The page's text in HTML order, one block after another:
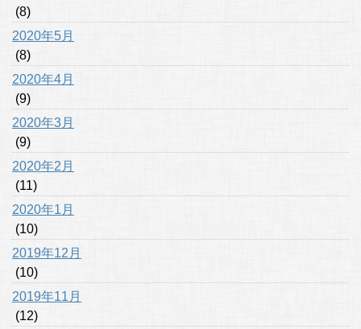
(8)
2020年5月
(8)
2020年4月
(9)
2020年3月
(9)
2020年2月
(11)
2020年1月
(10)
2019年12月
(10)
2019年11月
(12)